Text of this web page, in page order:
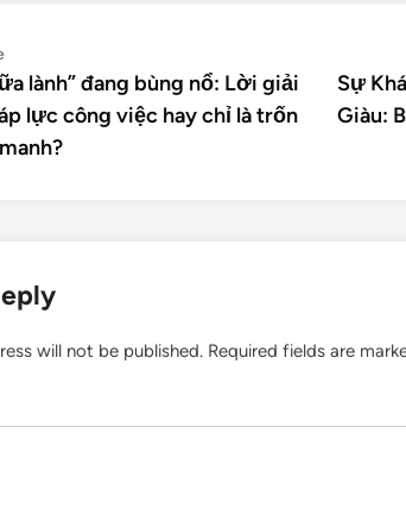
lành” đang bùng nổ: Lời giải
lực công việc hay chỉ là trốn
Sự
Giàu:
will not be published. Required fields are